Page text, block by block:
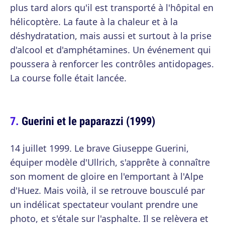
plus tard alors qu'il est transporté à l'hôpital en
hélicoptère. La faute à la chaleur et à la
déshydratation, mais aussi et surtout à la prise
d'alcool et d'amphétamines. Un événement qui
poussera à renforcer les contrôles antidopages.
La course folle était lancée.
Guerini et le paparazzi (1999)
14 juillet 1999. Le brave Giuseppe Guerini,
équiper modèle d'Ullrich, s'apprête à connaître
son moment de gloire en l'emportant à l'Alpe
d'Huez. Mais voilà, il se retrouve bousculé par
un indélicat spectateur voulant prendre une
photo, et s'étale sur l'asphalte. Il se relèvera et